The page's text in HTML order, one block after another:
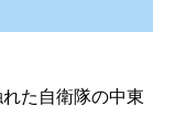
た自衛隊の中東